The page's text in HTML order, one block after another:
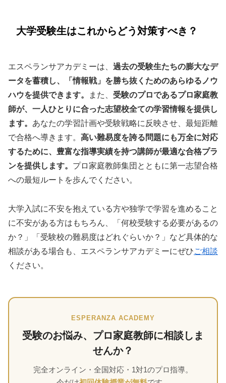
大学受験生はこれからどう対策すべき？
エスペランサアカデミーは、 過去の受験生たちの膨大なデ
ータを蓄積し、「情報戦」を勝ち抜くためのあらゆるノウ
ハウを提供できます。
また、 受験のプロであるプロ家庭教
師が、一人ひとりに合った志望校全ての学習情報を提供し
ます。 あなたの学習計画や受験戦略に反映させ、最短距離
で合格へ導きます。 高い難易度を誇る問題にも万全に対応
するために、豊富な指導実績を持つ講師が最適な合格プラ
ンを提供します。 プロ家庭教師集団とともに第一志望合格
への最短ルートを歩んでください。
大学入試に不安を抱えている方や独学で学習を進めること
に不安がある方はもちろん、「何校受験する必要があるの
か？」「受験校の難易度はどれぐらいか？」など具体的な
相談がある場合も、エスペランサアカデミーにぜひご相談
ください。
ESPERANZA ACADEMY
受験のお悩み、プロ家庭教師に相談しま
せんか？
完全オンライン・全国対応・1対1のプロ指導。